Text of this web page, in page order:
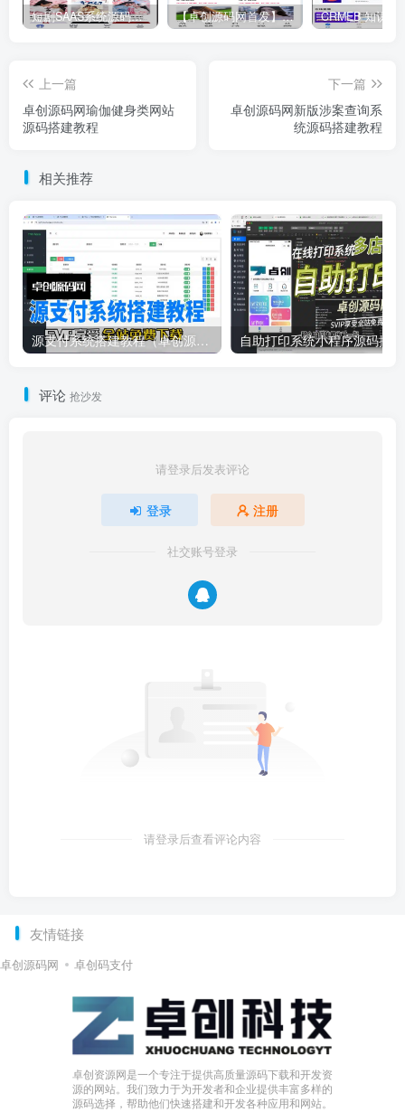
短剧SAAS系统源码｜多端分销+云存储+多租户架构 【卓创源码网首发】全开源视频打赏系统源码｜双模板+代理分站+易支付对接｜API全面修复｜站长盈利利器！​
上一篇
卓创源码网瑜伽健身类网站
源码搭建教程
下一篇
卓创源码网新版涉案查询系
统源码搭建教程
相关推荐
源支付系统搭建教程（卓创源码网）
评论 抢沙发
请登录后发表评论
登录 注册
社交账号登录
请登录后查看评论内容
友情链接
卓创源码网 卓创码支付
卓创资源网是一个专注于提供高质量源码下载和开发资
源的网站。我们致力于为开发者和企业提供丰富多样的
源码选择，帮助他们快速搭建和开发各种应用和网站。